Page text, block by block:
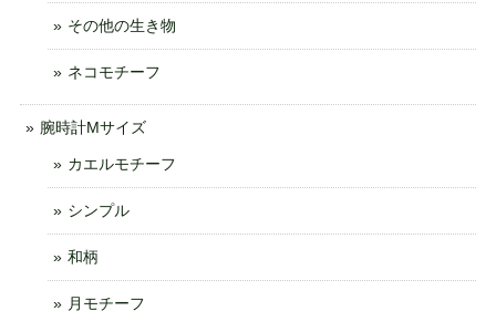
その他の生き物
ネコモチーフ
腕時計Mサイズ
カエルモチーフ
シンプル
和柄
月モチーフ